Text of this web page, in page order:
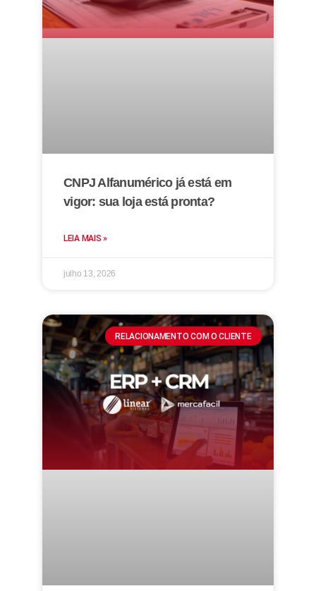
CNPJ Alfanumérico já está em
vigor: sua loja está pronta?
LEIA MAIS »
julho 13, 2026
RELACIONAMENTO COM O CLIENTE